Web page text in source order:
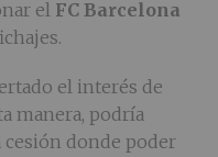
el FC Barcelona
el interés de
manera, podría
donde poder